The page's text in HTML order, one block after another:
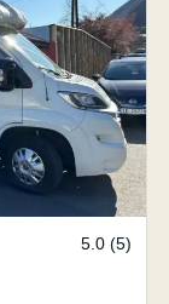
5.0 (5)